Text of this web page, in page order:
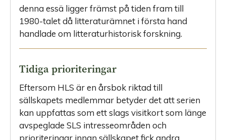
denna essä ligger främst på tiden fram till
1980-talet då litte­raturämnet i första hand
handlade om litteraturhistorisk forskning.
Tidiga prioriteringar
Eftersom HLS är en årsbok riktad till
sällskapets medlemmar betyder det att serien
kan uppfattas som ett slags visitkort som länge
avspeglade SLS intresseområden och
prioriteringar innan sällskapet fick andra